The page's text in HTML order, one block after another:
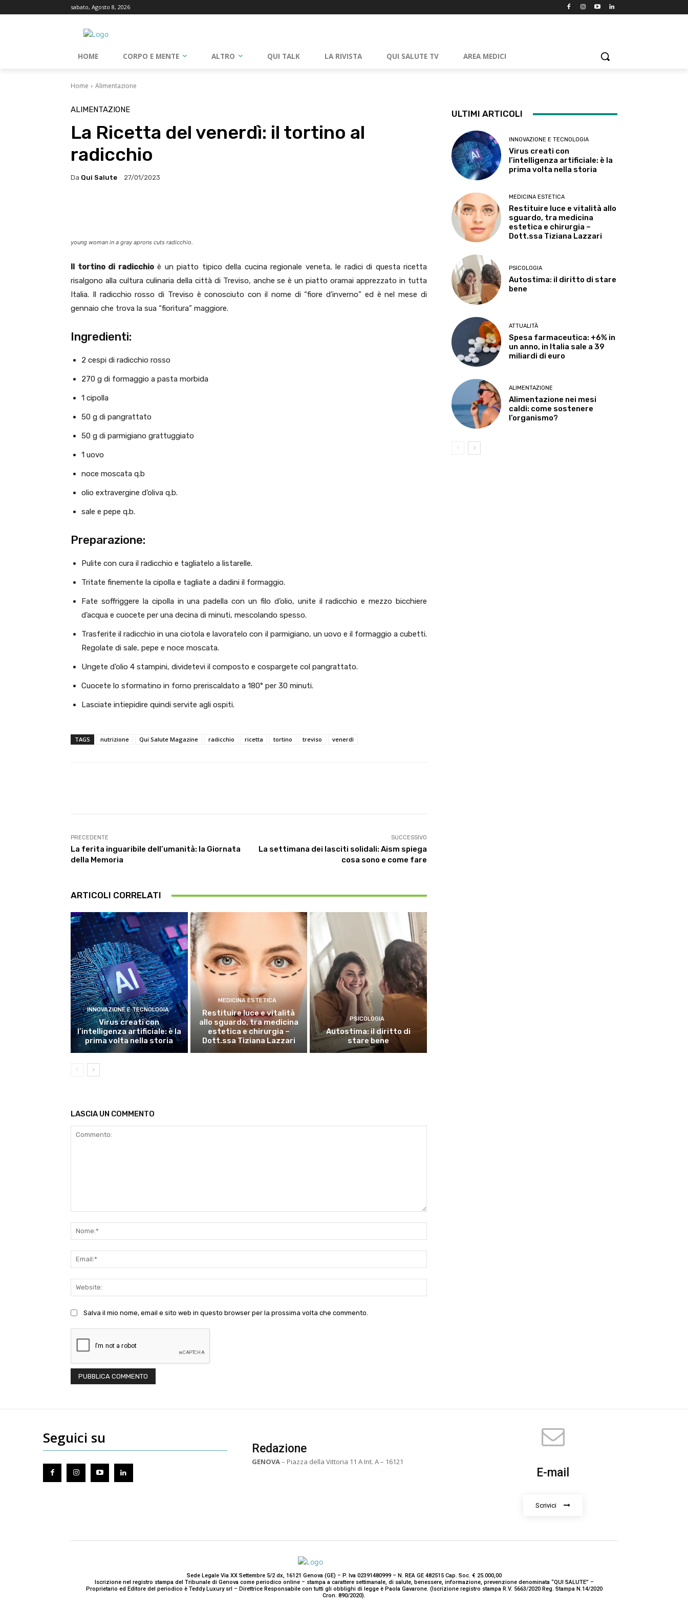
sabato, Agosto 8, 2026
HOME CORPO E MENTE ALTRO QUI TALK LA RIVISTA QUI SALUTE TV AREA MEDICI
Home Alimentazione
ALIMENTAZIONE
La Ricetta del venerdì: il tortino al
radicchio
Da Qui Salute 27/01/2023
young woman in a gray aprons cuts radicchio.
Il tortino di radicchioè un piatto tipico della cucina regionale veneta, le radici di questa ricetta
risalgono alla cultura culinaria della città di Treviso, anche se è un piatto oramai apprezzato in tutta
Italia. Il radicchio rosso di Treviso è conosciuto con il nome di “fiore d’inverno” ed è nel mese di
gennaio che trova la sua “fioritura” maggiore.
Ingredienti:
2 cespi di radicchio rosso
270 g di formaggio a pasta morbida
1 cipolla
50 g di pangrattato
50 g di parmigiano grattuggiato
1 uovo
noce moscata q.b
olio extravergine d’oliva q.b.
sale e pepe q.b.
Preparazione:
Pulite con cura il radicchio e tagliatelo a listarelle.
Tritate finemente la cipolla e tagliate a dadini il formaggio.
Fate soffriggere la cipolla in una padella con un filo d’olio, unite il radicchio e mezzo bicchiere
d’acqua e cuocete per una decina di minuti, mescolando spesso.
Trasferite il radicchio in una ciotola e lavoratelo con il parmigiano, un uovo e il formaggio a cubetti.
Regolate di sale, pepe e noce moscata.
Ungete d’olio 4 stampini, dividetevi il composto e cospargete col pangrattato.
Cuocete lo sformatino in forno preriscaldato a 180° per 30 minuti.
Lasciate intiepidire quindi servite agli ospiti.
TAGS nutrizione Qui Salute Magazine radicchio ricetta tortino treviso venerdì
PRECEDENTE
La ferita inguaribile dell’umanità: la Giornata
della Memoria
SUCCESSIVO
La settimana dei lasciti solidali: Aism spiega
cosa sono e come fare
ARTICOLI CORRELATI
INNOVAZIONE E TECNOLOGIA
Virus creati con
l’intelligenza artificiale: è la
prima volta nella storia
MEDICINA ESTETICA
Restituire luce e vitalità
allo sguardo, tra medicina
estetica e chirurgia –
Dott.ssa Tiziana Lazzari
PSICOLOGIA
Autostima: il diritto di
stare bene
LASCIA UN COMMENTO
Salva il mio nome, email e sito web in questo browser per la prossima volta che commento.
ULTIMI ARTICOLI
INNOVAZIONE E TECNOLOGIA
Virus creati con
l’intelligenza artificiale: è la
prima volta nella storia
MEDICINA ESTETICA
Restituire luce e vitalità allo
sguardo, tra medicina
estetica e chirurgia –
Dott.ssa Tiziana Lazzari
PSICOLOGIA
Autostima: il diritto di stare
bene
ATTUALITÀ
Spesa farmaceutica: +6% in
un anno, in Italia sale a 39
miliardi di euro
ALIMENTAZIONE
Alimentazione nei mesi
caldi: come sostenere
l’organismo?
Seguici su
Redazione
GENOVA– Piazza della Vittoria 11 A Int. A – 16121
E-mail
Scrivici
Sede Legale Via XX Settembre 5/2 dx, 16121 Genova (GE) – P. Iva 02391480999 – N. REA GE 482515 Cap. Soc. € 25.000,00
Iscrizione nel registro stampa del Tribunale di Genova come periodico online – stampa a carattere settimanale, di salute, benessere, informazione, prevenzione denominata “QUI SALUTE” –
Proprietario ed Editore del periodico è Teddy Luxury srl – Direttrice Responsabile con tutti gli obblighi di legge è Paola Gavarone. (Iscrizione registro stampa R.V. 5663/2020 Reg. Stampa N.14/2020
Cron. 890/2020).